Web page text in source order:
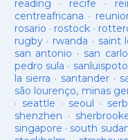
reading · recife ·
centreafricana ·
rosario · rostock ·
rugby· rwanda · saint
san antonio · san
pedro sula ·
la sierra · santander ·
são lourenço, minas
· seattle · seoul ·
shenzhen ·
singapore · south